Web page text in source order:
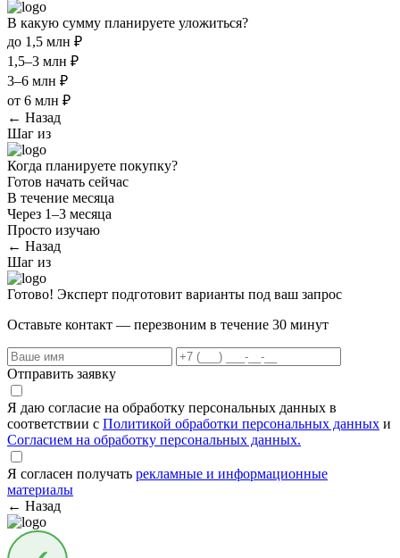
В какую сумму планируете уложиться?
до 1,5 млн ₽
1,5–3 млн ₽
3–6 млн ₽
от 6 млн ₽
← Назад
Шаг из
Когда планируете покупку?
Готов начать сейчас
В течение месяца
Через 1–3 месяца
Просто изучаю
← Назад
Шаг из
Готово! Эксперт подготовит варианты под ваш запрос
Оставьте контакт — перезвоним в течение 30 минут
Отправить заявку
Я даю согласие на обработку персональных данных в
соответствии с Политикой обработки персональных данных и
Согласием на обработку персональных данных.
Я согласен получать рекламные и информационные
материалы
← Назад